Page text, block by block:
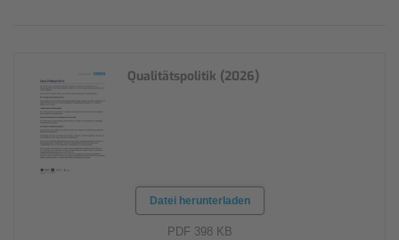
Qualitätspolitik (2026)
Datei herunterladen
PDF 398 KB